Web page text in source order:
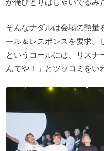
か俺ひとりはしゃいでるみ
そんなナダルは会場の熱量
ール＆レスポンスを要求。
というコールには、リスナ
んでや！」とツッコミをい